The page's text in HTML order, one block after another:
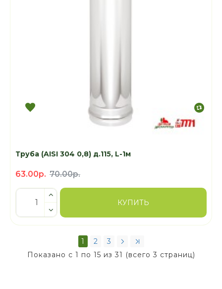
Труба (AISI 304 0,8) д.115, L-1м
63.00р. 70.00р.
КУПИТЬ
1 2
3
Показано с 1 по 15 из 31 (всего 3 страниц)